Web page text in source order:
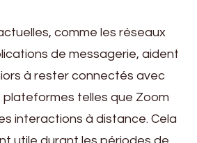
comme les réseaux
de messagerie, aident
à rester connectés avec
plateformes telles que Zoom
interactions à distance. Cela